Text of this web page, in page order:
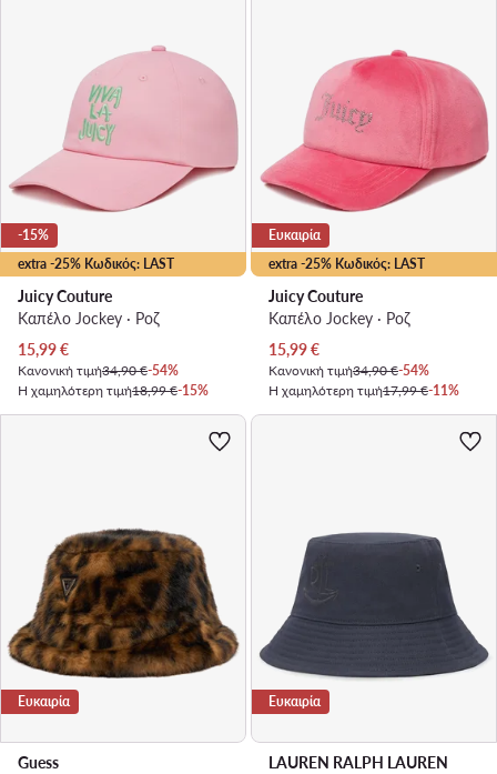
extra -25% Κωδικός: LAST
-15%
Juicy Couture
Καπέλο Jockey · Ροζ
Τρέχουσα τιμή
15,99€
Κανονική τιμή34,90 €-54%
Η χαμηλότερη τιμή18,99 €-15%
extra -25% Κωδικός: LAST
Ευκαιρία
Juicy Couture
Καπέλο Jockey · Ροζ
Τρέχουσα τιμή
15,99€
Κανονική τιμή34,90 €-54%
Η χαμηλότερη τιμή17,99 €-11%
Ευκαιρία
Guess
Ευκαιρία
LAUREN RALPH LAUREN